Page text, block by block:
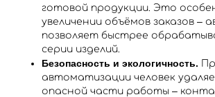
готовой продукции​. Это
увеличении объёмов заказов –
позволяет быстрее
серии изделий.
Безопасность и экологичность.
автоматизации человек
опасной части работы –